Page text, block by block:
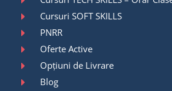
Cursuri SOFT SKILLS
PNRR
Oferte Active
Opțiuni de Livrare
Blog